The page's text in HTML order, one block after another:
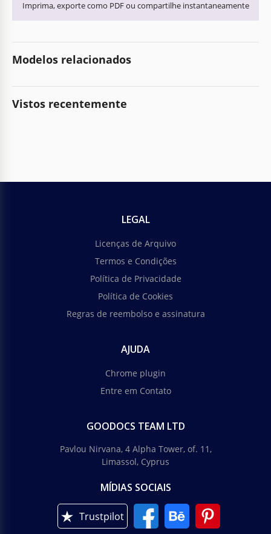
Imprima, exporte como PDF ou compartilhe instantaneamente
Modelos relacionados
Vistos recentemente
LEGAL
Licenças de Arquivo
Termos e Condições
Política de Privacidade
Política de Cookies
Regras de reembolso e assinatura
AJUDA
Chrome plugin
Entre em Contato
GOODOCS TEAM LTD
Pavlou Nirvana, 4 Alpha Tower, of. 11,
Limassol, Cyprus
MÍDIAS SOCIAIS
Trustpilot